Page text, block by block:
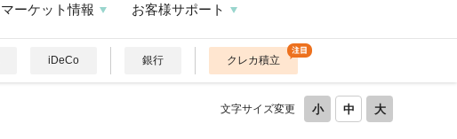
マーケット情報 お客様サポート
iDeCo 銀行 クレカ積立
文字サイズ変更